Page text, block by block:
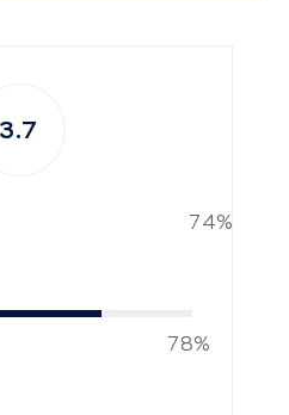
74%
78%
3.7